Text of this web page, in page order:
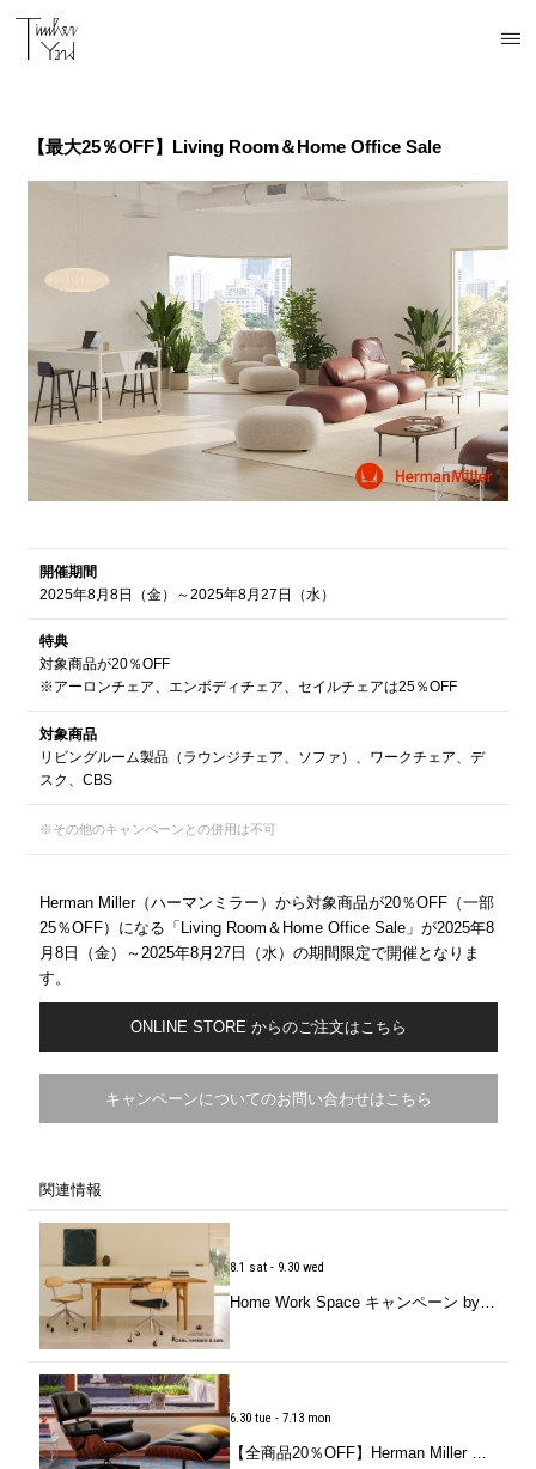
【最大25％OFF】Living Room＆Home Office Sale
開催期間
2025年8月8日（金）～2025年8月27日（水）
特典
対象商品が20％OFF
※アーロンチェア、エンボディチェア、セイルチェアは25％OFF
対象商品
リビングルーム製品（ラウンジチェア、ソファ）、ワークチェア、デ
スク、CBS
※その他のキャンペーンとの併用は不可
Herman Miller（ハーマンミラー）から対象商品が20％OFF（一部
25％OFF）になる「Living Room＆Home Office Sale」が2025年8
月8日（金）～2025年8月27日（水）の期間限定で開催となりま
す。
ONLINE STORE からのご注文はこちら
キャンペーンについてのお問い合わせはこちら
関連情報
8.1 sat - 9.30 wed
6.30 tue - 7.13 mon
【全商品20％OFF】Herman Miller Sale by Herman Miller（ハーマンミラー）